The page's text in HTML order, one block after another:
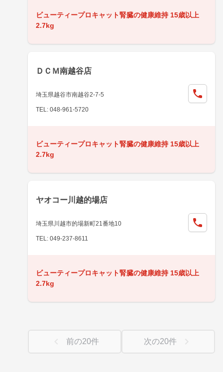
ビューティープロキャット腎臓の健康維持 15歳以上
2.7kg
ＤＣＭ南越谷店
埼玉県越谷市南越谷2-7-5
TEL: 048-961-5720
ビューティープロキャット腎臓の健康維持 15歳以上
2.7kg
ヤオコー川越的場店
埼玉県川越市的場新町21番地10
TEL: 049-237-8611
ビューティープロキャット腎臓の健康維持 15歳以上
2.7kg
前の20件 次の20件